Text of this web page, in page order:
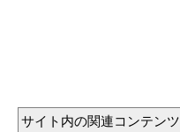
サイト内の関連コンテンツ